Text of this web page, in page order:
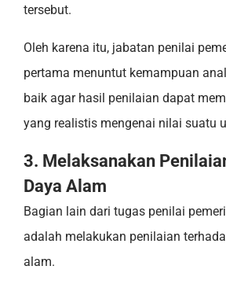
tersebut.
Oleh karena itu, jabatan penilai
pertama menuntut kemampuan
baik agar hasil penilaian dapat
yang realistis mengenai nilai suatu
3. Melaksanakan
Daya Alam
Bagian lain dari tugas penilai
adalah melakukan penilaian
alam.